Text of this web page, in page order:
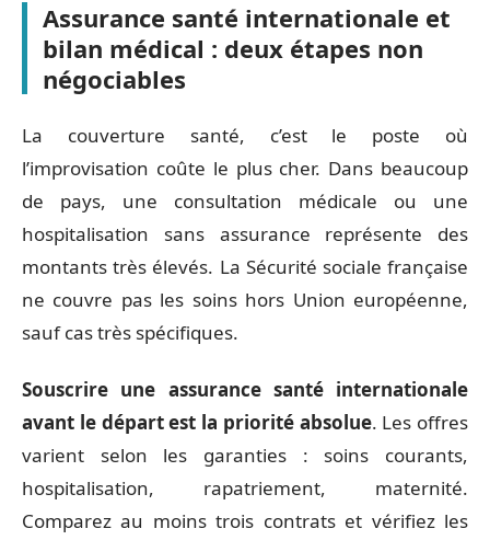
Assurance santé internationale et
bilan médical : deux étapes non
négociables
La couverture santé, c’est le poste où
l’improvisation coûte le plus cher. Dans beaucoup
de pays, une consultation médicale ou une
hospitalisation sans assurance représente des
montants très élevés. La Sécurité sociale française
ne couvre pas les soins hors Union européenne,
sauf cas très spécifiques.
Souscrire une assurance santé internationale
avant le départ est la priorité absolue. Les offres
varient selon les garanties : soins courants,
hospitalisation, rapatriement, maternité.
Comparez au moins trois contrats et vérifiez les